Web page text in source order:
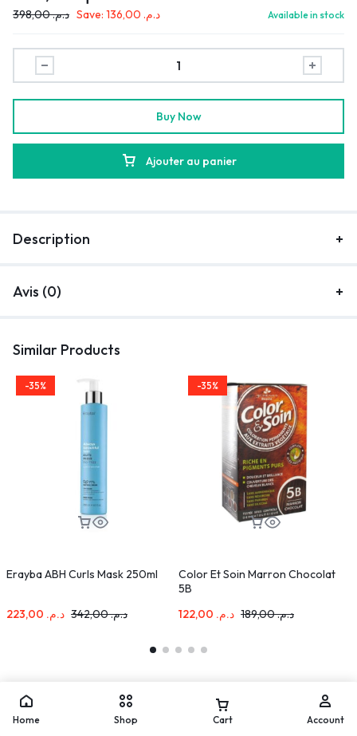
د.م.398,00 Save: د.م. Available in stock
Ajouter au panier
Buy Now
Description
Avis (0)
Similar Products
-35%
Erayba ABH Curls Mask 250ml
د.م. د.م.342,00
-35%
Color Et Soin Marron Chocolat
5B
د.م.
د.م.189,00
Home Shop Cart Account